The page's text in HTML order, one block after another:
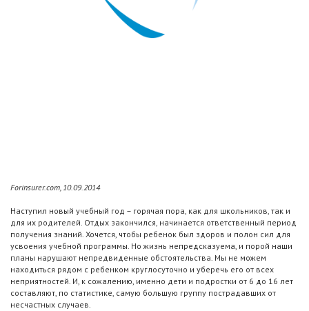
Forinsurer.com, 10.09.2014
Наступил новый учебный год – горячая пора, как для школьников, так и
для их родителей. Отдых закончился, начинается ответственный период
получения знаний. Хочется, чтобы ребенок был здоров и полон сил для
усвоения учебной программы. Но жизнь непредсказуема, и порой наши
планы нарушают непредвиденные обстоятельства. Мы не можем
находиться рядом с ребенком круглосуточно и уберечь его от всех
неприятностей. И, к сожалению, именно дети и подростки от 6 до 16 лет
составляют, по статистике, самую большую группу пострадавших от
несчастных случаев.